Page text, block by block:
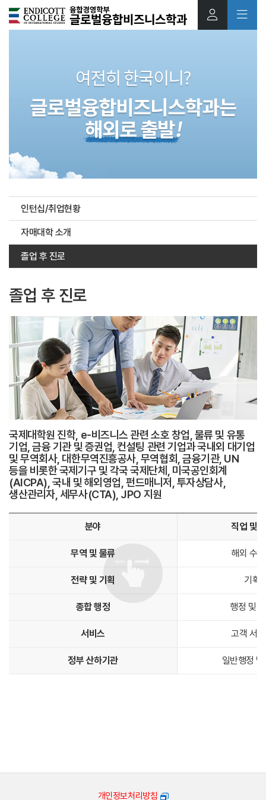
인턴십/취업현황
자매대학 소개
졸업 후 진로
졸업 후 진로
국제대학원 진학, e-비즈니스 관련 소호 창업, 물류 및 유통
기업, 금융 기관 및 증권업, 컨설팅 관련 기업과 국내외 대기업
및 무역회사, 대한무역진흥공사, 무역협회, 금융기관, UN
등을 비롯한 국제기구 및 각국 국제단체, 미국공인회계
(AICPA), 국내 및 해외영업, 펀드매니저, 투자상담사,
생산관리자, 세무사(CTA), JPO 지원
분야 직업 및
무역 및 물류 해외 수
전략 및 기획 기획
종합 행정 행정 및
서비스 고객 서
정부 산하기관 일반행정
개인정보처리방침